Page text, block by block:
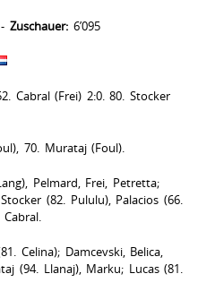
Zuschauer: 6’095
Cabral (Frei) 2:0. 80. Stocker
70. Murataj (Foul).
Pelmard, Frei, Petretta;
(82. Pululu), Palacios (66.
Celina); Damcevski, Belica,
(94. Llanaj), Marku; Lucas (81.